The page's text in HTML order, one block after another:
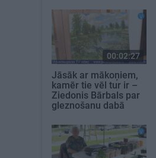
00:02:27
Jāsāk ar mākoņiem,
kamēr tie vēl tur ir –
Ziedonis Bārbals par
gleznošanu dabā